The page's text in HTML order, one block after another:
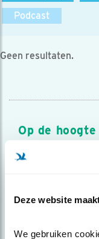
Deze website
We gebruiken
Podcast
Geen resultaten.
Op de
Meld je aan en
over vogels en